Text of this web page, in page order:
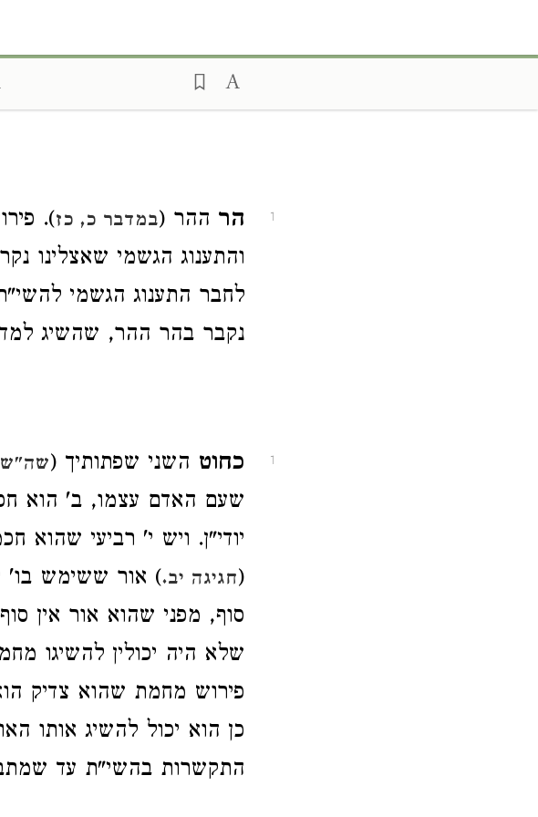
1 הר ההר (במדבר כ, כז).
והתענוג הגשמי שאצלינו
לחבר התענוג הגשמי
נקבר בהר ההר, שהשיג
1 כחוט השני שפתותיך (שה"ש
שעם האדם עצמו, ב' הוא
יודי"ן. ויש י' רביעי שהוא
(חגיגה יב.) אור ששימש בו'
סוף, מפני שהוא אור אין
שלא היה יכולין להשיגו
פירוש מחמת שהוא צדיק
כן הוא יכול להשיג אותו
התקשרות בהשי"ת עד